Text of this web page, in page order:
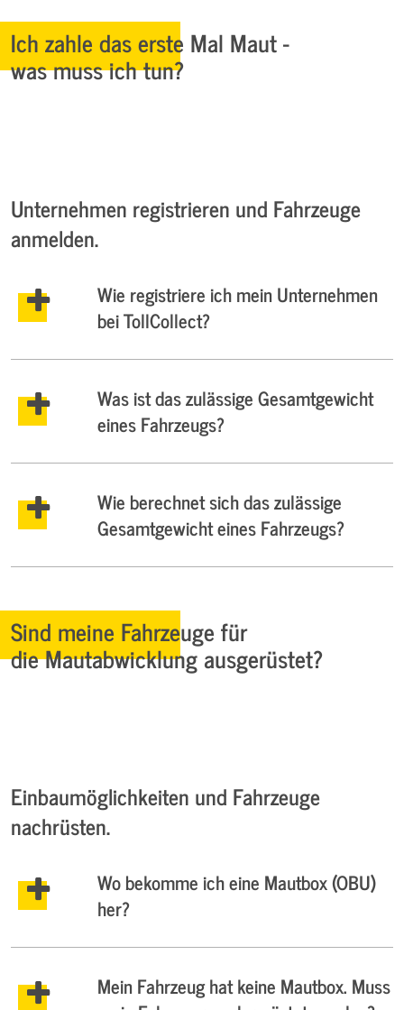
Ich zahle das erste Mal Maut -
was muss ich tun?
Unternehmen registrieren und Fahrzeuge
anmelden.
Wie registriere ich mein Unternehmen
bei TollCollect?
Was ist das zulässige Gesamtgewicht
eines Fahrzeugs?
Wie berechnet sich das zulässige
Gesamtgewicht eines Fahrzeugs?
Sind meine Fahrzeuge für
die Mautabwicklung ausgerüstet?
Einbaumöglichkeiten und Fahrzeuge
nachrüsten.
Wo bekomme ich eine Mautbox (OBU)
her?
Mein Fahrzeug hat keine Mautbox. Muss